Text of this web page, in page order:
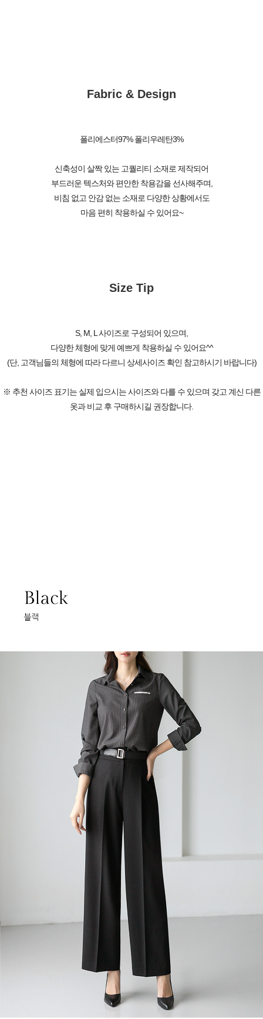
Fabric & Design
폴리에스터97% 폴리우레탄3%
신축성이 살짝 있는 고퀄리티 소재로 제작되어
부드러운 텍스처와 편안한 착용감을 선사해주며,
비침 없고 안감 없는 소재로 다양한 상황에서도
마음 편히 착용하실 수 있어요~
Size Tip
S, M, L 사이즈로 구성되어 있으며,
다양한 체형에 맞게 예쁘게 착용하실 수 있어요^^
(단, 고객님들의 체형에 따라 다르니 상세사이즈 확인 참고하시기 바랍니다)
※ 추천 사이즈 표기는 실제 입으시는 사이즈와 다를 수 있으며 갖고 계신 다른
옷과 비교 후 구매하시길 권장합니다.